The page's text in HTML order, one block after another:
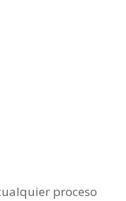
proceso